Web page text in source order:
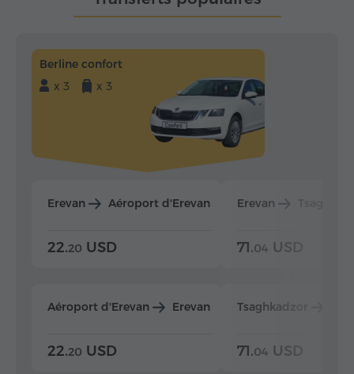
Berline confort
x 3
x 3
Erevan Aéroport d'Erevan
22.20 USD
Aéroport d'Erevan Erevan
22.20 USD
Erevan
71.04 USD
Tsaghkadzor
71.04 USD